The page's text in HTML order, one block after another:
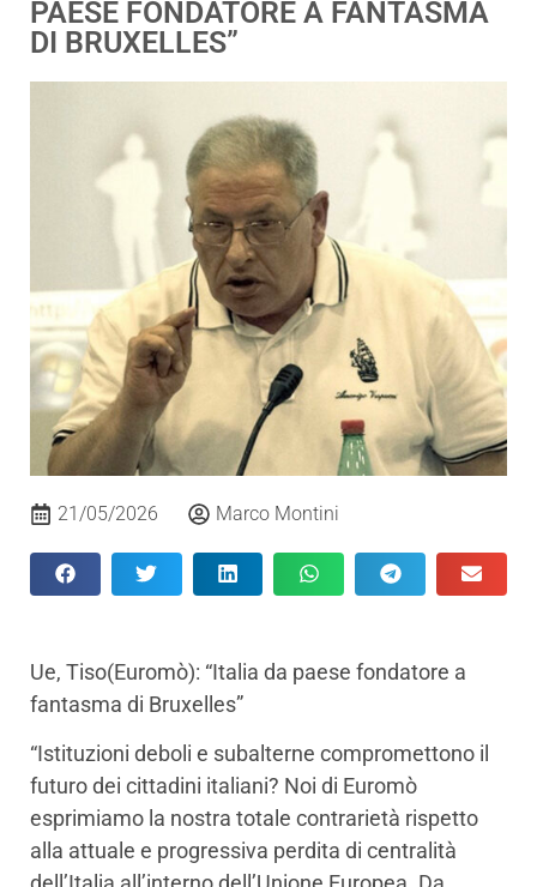
PAESE FONDATORE A FANTASMA
DI BRUXELLES”
21/05/2026 Marco Montini
Ue, Tiso(Euromò): “Italia da paese fondatore a
fantasma di Bruxelles”
“Istituzioni deboli e subalterne compromettono il
futuro dei cittadini italiani? Noi di Euromò
esprimiamo la nostra totale contrarietà rispetto
alla attuale e progressiva perdita di centralità